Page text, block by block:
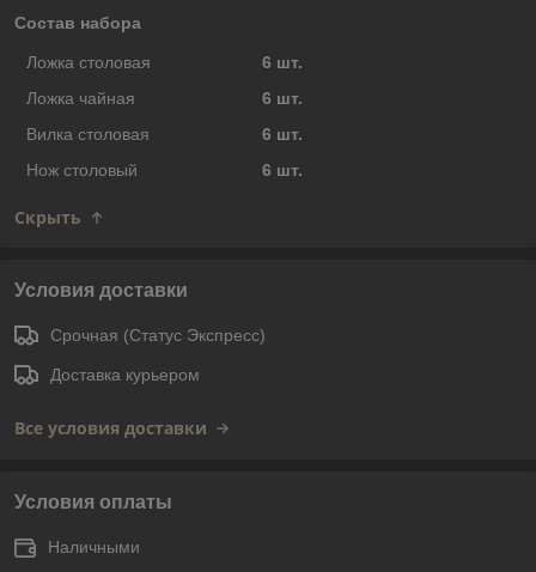
Состав набора
Ложка столовая
6 шт.
Ложка чайная
6 шт.
Вилка столовая
6 шт.
Нож столовый
6 шт.
Скрыть
Условия доставки
Срочная (Статус Экспресс)
Доставка курьером
Все условия доставки
Условия оплаты
Наличными